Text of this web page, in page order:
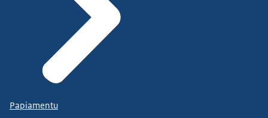
Papiamentu